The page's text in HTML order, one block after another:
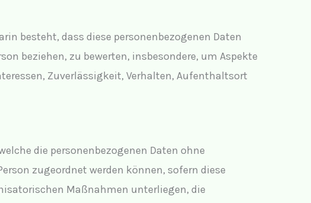
besteht, dass diese personenbezogenen Daten
beziehen, zu bewerten, insbesondere, um Aspekte
Zuverlässigkeit, Verhalten, Aufenthaltsort
die personenbezogenen Daten ohne
zugeordnet werden können, sofern diese
Maßnahmen unterliegen, die